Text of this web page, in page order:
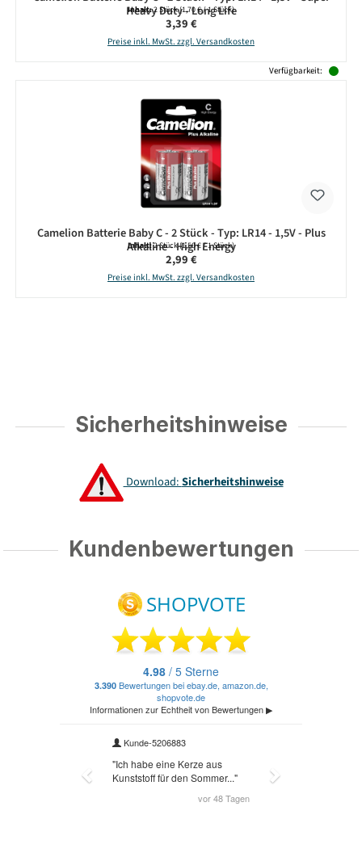
Heavy Duty - Long Life
Inhalt:2 Stück(1,70 € / 1 Stück)
Regulärer Preis:
3,39 €
Preise inkl. MwSt. zzgl. Versandkosten
Verfügbarkeit:
Camelion Batterie Baby C - 2 Stück - Typ: LR14 - 1,5V - Plus
Alkaline - High Energy
Inhalt:2 Stück(1,50 € / 1 Stück)
Regulärer Preis:
2,99 €
Preise inkl. MwSt. zzgl. Versandkosten
Sicherheitshinweise
Download:Sicherheitshinweise
Kundenbewertungen